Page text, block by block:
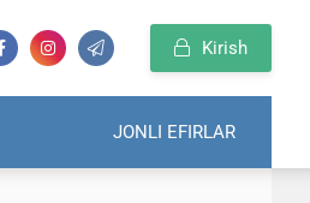
Kirish
JONLI EFIRLAR